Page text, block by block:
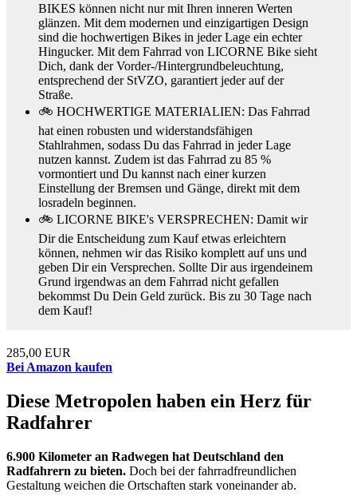
BIKES können nicht nur mit Ihren inneren Werten
glänzen. Mit dem modernen und einzigartigen Design
sind die hochwertigen Bikes in jeder Lage ein echter
Hingucker. Mit dem Fahrrad von LICORNE Bike sieht
Dich, dank der Vorder-/Hintergrundbeleuchtung,
entsprechend der StVZO, garantiert jeder auf der
Straße.
🚲 HOCHWERTIGE MATERIALIEN: Das Fahrrad
hat einen robusten und widerstandsfähigen
Stahlrahmen, sodass Du das Fahrrad in jeder Lage
nutzen kannst. Zudem ist das Fahrrad zu 85 %
vormontiert und Du kannst nach einer kurzen
Einstellung der Bremsen und Gänge, direkt mit dem
losradeln beginnen.
🚲 LICORNE BIKE's VERSPRECHEN: Damit wir
Dir die Entscheidung zum Kauf etwas erleichtern
können, nehmen wir das Risiko komplett auf uns und
geben Dir ein Versprechen. Sollte Dir aus irgendeinem
Grund irgendwas an dem Fahrrad nicht gefallen
bekommst Du Dein Geld zurück. Bis zu 30 Tage nach
dem Kauf!
285,00 EUR
Bei Amazon kaufen
Diese Metropolen haben ein Herz für
Radfahrer
6.900 Kilometer an Radwegen hat Deutschland den
Radfahrern zu bieten. Doch bei der fahrradfreundlichen
Gestaltung weichen die Ortschaften stark voneinander ab.